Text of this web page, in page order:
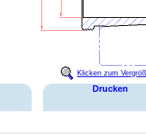
Klicken zum
Drucken